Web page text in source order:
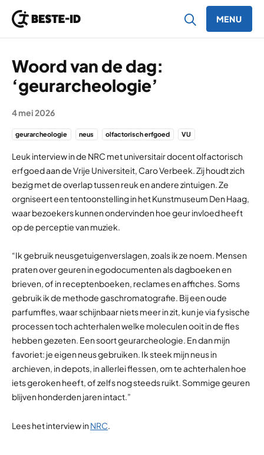
MENU
Woord van de dag:
‘geurarcheologie’
4 mei 2026
geurarcheologie neus olfactorisch erfgoed VU
Leuk interview in de NRC met universitair docent olfactorisch
erfgoed aan de Vrije Universiteit, Caro Verbeek. Zij houdt zich
bezig met de overlap tussen reuk en andere zintuigen. Ze
orgniseert een tentoonstelling in het Kunstmuseum Den Haag,
waar bezoekers kunnen ondervinden hoe geur invloed heeft
op de perceptie van muziek.
“Ik gebruik neusgetuigenverslagen, zoals ik ze noem. Mensen
praten over geuren in egodocumenten als dagboeken en
brieven, of in receptenboeken, reclames en affiches. Soms
gebruik ik de methode gaschromatografie. Bij een oude
parfumfles, waar schijnbaar niets meer in zit, kun je via fysische
processen toch achterhalen welke moleculen ooit in de fles
hebben gezeten. Een soort geurarcheologie. En dan mijn
favoriet: je eigen neus gebruiken. Ik steek mijn neus in
archieven, in depots, in allerlei flessen, om te achterhalen hoe
iets geroken heeft, of zelfs nog steeds ruikt. Sommige geuren
blijven honderden jaren intact.”
Lees het interview in NRC